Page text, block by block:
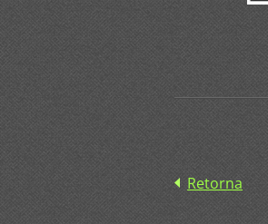
Retorna